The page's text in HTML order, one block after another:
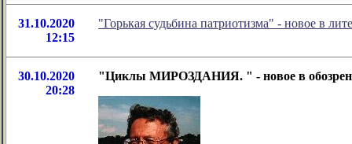
31.10.2020
12:15
"Горькая судьбина патриотизма" - новое в
30.10.2020
20:28
"Циклы МИРОЗДАНИЯ. " - новое в